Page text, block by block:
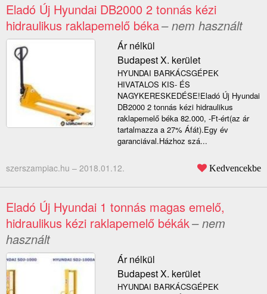
Eladó Új Hyundai DB2000 2 tonnás kézi
hidraulikus raklapemelő béka– nem használt
Ár nélkül
Budapest X. kerület
HYUNDAI BARKÁCSGÉPEK
HIVATALOS KIS- ÉS
NAGYKERESKEDÉSE!Eladó Új Hyundai
DB2000 2 tonnás kézi hidraulikus
raklapemelő béka 82.000, -Ft-ért(az ár
tartalmazza a 27% Áfát).Egy év
garanciával.Házhoz szá...
szerszampiac.hu – 2018.01.12. Kedvencekbe
Eladó Új Hyundai 1 tonnás magas emelő,
hidraulikus kézi raklapemelő békák– nem
használt
Ár nélkül
Budapest X. kerület
HYUNDAI BARKÁCSGÉPEK